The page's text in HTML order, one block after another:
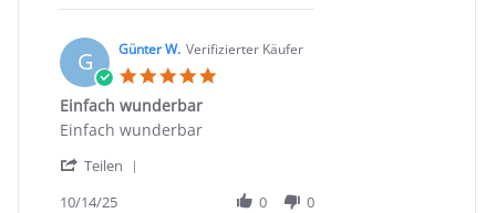
Nov
2025
Vitali
on
15
Nov
2025
G Günter W. Verifizierter Käufer
Einfach wunderbar
Review
Günter
on
review
Einfach
Einfach wunderbar
Teilen
10/14/25 0 0